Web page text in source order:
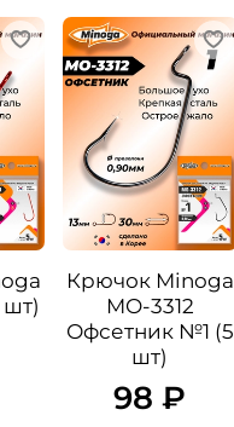
Крючок Minoga
MO-3312
Офсетник №1 (5
шт)
98 ₽